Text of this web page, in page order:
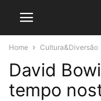
Home Cultura&Diversão
David
tempo